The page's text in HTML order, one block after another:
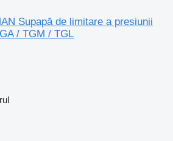
Supapă de limitare a presiunii
/ TGM / TGL